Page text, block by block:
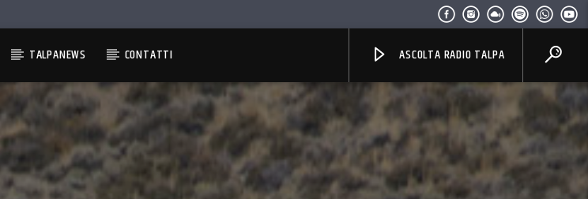
TALPANEWS CONTATTI ASCOLTA RADIO TALPA